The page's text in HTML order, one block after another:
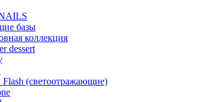
базы
коллекция
dessert
Flash (светоотражающие)